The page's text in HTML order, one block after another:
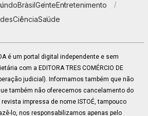
BrasilGenteEntretenimento
CiênciaSaúde
é um portal digital independente e sem
com a EDITORA TRES COMÉRCIO DE
judicial). Informamos também que não
também não oferecemos cancelamento do
impressa de nome ISTOÉ, tampouco
lo, nos responsabilizamos apenas pelo